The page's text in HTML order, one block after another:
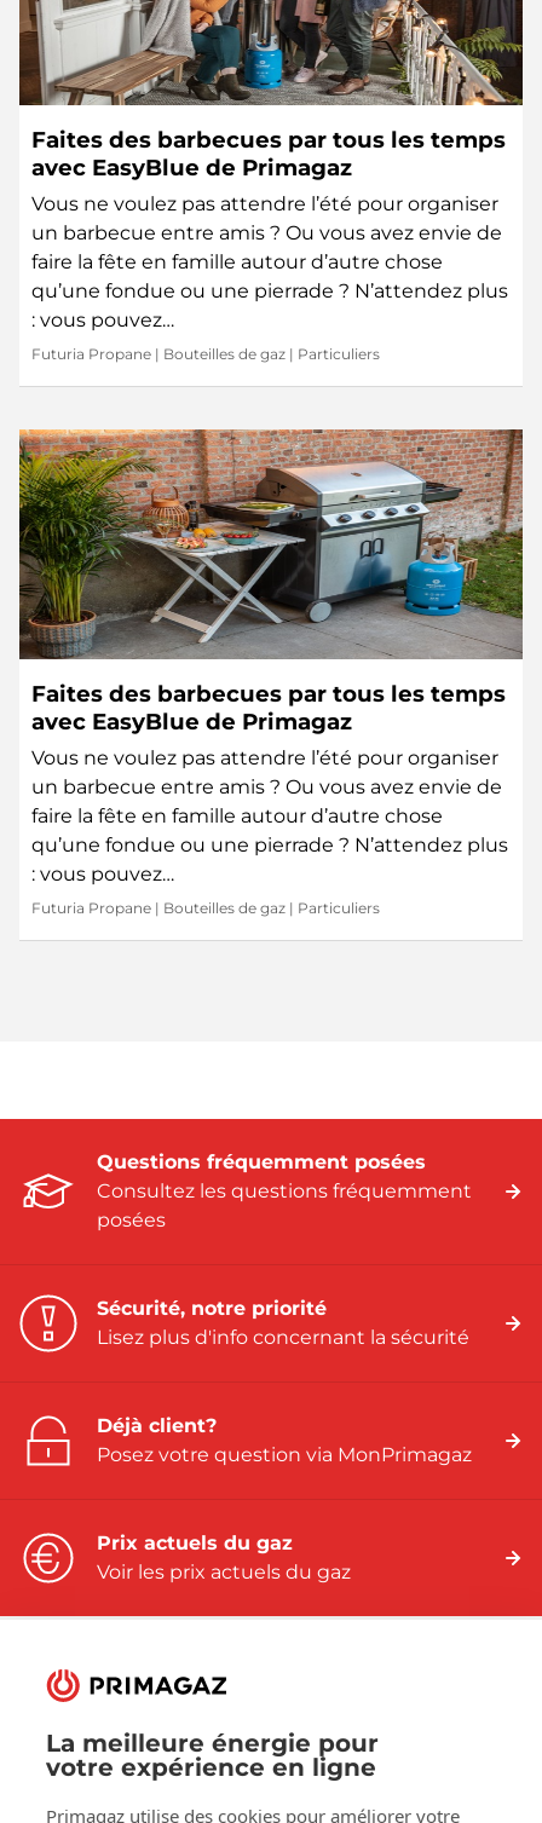
La meilleure énergie pour
votre expérience en ligne
Primagaz utilise des cookies pour améliorer votre
Faites des barbecues par tous les temps
avec EasyBlue de Primagaz
Vous ne voulez pas attendre l’été pour organiser
un barbecue entre amis ? Ou vous avez envie de
faire la fête en famille autour d’autre chose
qu’une fondue ou une pierrade ? N’attendez plus
: vous pouvez…
Futuria Propane | Bouteilles de gaz | Particuliers
Faites des barbecues par tous les temps
avec EasyBlue de Primagaz
Vous ne voulez pas attendre l’été pour organiser
un barbecue entre amis ? Ou vous avez envie de
faire la fête en famille autour d’autre chose
qu’une fondue ou une pierrade ? N’attendez plus
: vous pouvez…
Futuria Propane | Bouteilles de gaz | Particuliers
Questions fréquemment posées
Consultez les questions fréquemment
posées
Sécurité, notre priorité
Lisez plus d'info concernant la sécurité
Déjà client?
Posez votre question via MonPrimagaz
Prix actuels du gaz
Voir les prix actuels du gaz
Suivez-nous sur:
Facebook
LinkedInYouTube